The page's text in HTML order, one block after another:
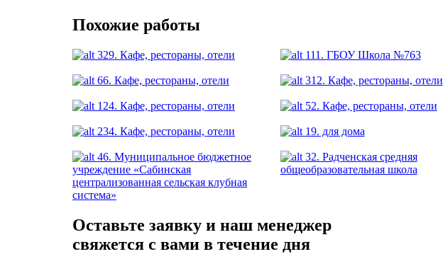
Похожие работы
329. Кафе, рестораны, отели 111. ГБОУ Школа №763
66. Кафе, рестораны, отели
312. Кафе, рестораны, отели
124. Кафе, рестораны, отели 52. Кафе, рестораны, отели
234. Кафе, рестораны, отели 19. для дома
46. Муниципальное бюджетное
учреждение «Сабинская
централизованная сельская клубная
система»
32. Радченская средняя
общеобразовательная школа
Оставьте заявку и наш менеджер
свяжется с вами в течение дня